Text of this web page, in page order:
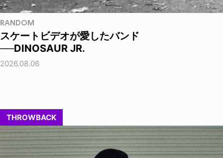
RANDOM
スケートビデオが愛したバンド
──DINOSAUR JR.
2026.08.06
THROWBACK